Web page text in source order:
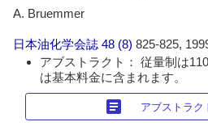
A. Bruemmer
日本油化学会誌 48 (8)825-825,
アブストラクト： 従量制は
は基本料金に含まれます。
article アブストラク